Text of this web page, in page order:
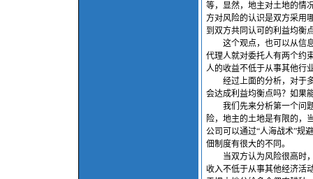
等，显然，地主对土地的情
方对风险的认识是双方采用
到双方共同认可的利益均衡
这个观点，也可以从信息
代理人就对委托人有两个约
人的收益不低于从事其他行
经过上面的分析，对于多
会达成利益均衡点吗？如果
我们先来分析第一个问题
险，地主的土地是有限的，
公司可以通过“人海战术”规
佃制度有很大的不同。
当双方认为风险很高时，
收入不低于从事其他经济活